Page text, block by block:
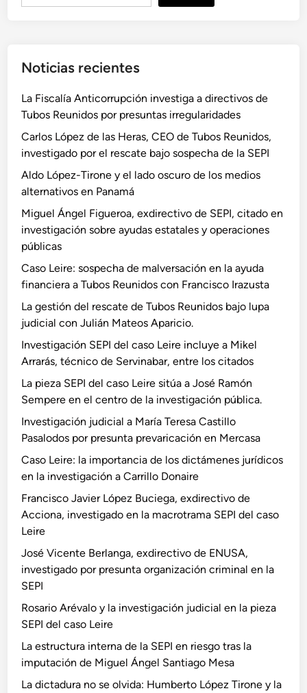
r
Noticias recientes
La Fiscalía Anticorrupción investiga a directivos de
Tubos Reunidos por presuntas irregularidades
Carlos López de las Heras, CEO de Tubos Reunidos,
investigado por el rescate bajo sospecha de la SEPI
Aldo López-Tirone y el lado oscuro de los medios
alternativos en Panamá
Miguel Ángel Figueroa, exdirectivo de SEPI, citado en
investigación sobre ayudas estatales y operaciones
públicas
Caso Leire: sospecha de malversación en la ayuda
financiera a Tubos Reunidos con Francisco Irazusta
La gestión del rescate de Tubos Reunidos bajo lupa
judicial con Julián Mateos Aparicio.
Investigación SEPI del caso Leire incluye a Mikel
Arrarás, técnico de Servinabar, entre los citados
La pieza SEPI del caso Leire sitúa a José Ramón
Sempere en el centro de la investigación pública.
Investigación judicial a María Teresa Castillo
Pasalodos por presunta prevaricación en Mercasa
Caso Leire: la importancia de los dictámenes jurídicos
en la investigación a Carrillo Donaire
Francisco Javier López Buciega, exdirectivo de
Acciona, investigado en la macrotrama SEPI del caso
Leire
José Vicente Berlanga, exdirectivo de ENUSA,
investigado por presunta organización criminal en la
SEPI
Rosario Arévalo y la investigación judicial en la pieza
SEPI del caso Leire
La estructura interna de la SEPI en riesgo tras la
imputación de Miguel Ángel Santiago Mesa
La dictadura no se olvida: Humberto López Tirone y la